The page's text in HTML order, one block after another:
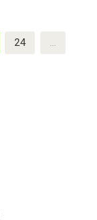
24
…